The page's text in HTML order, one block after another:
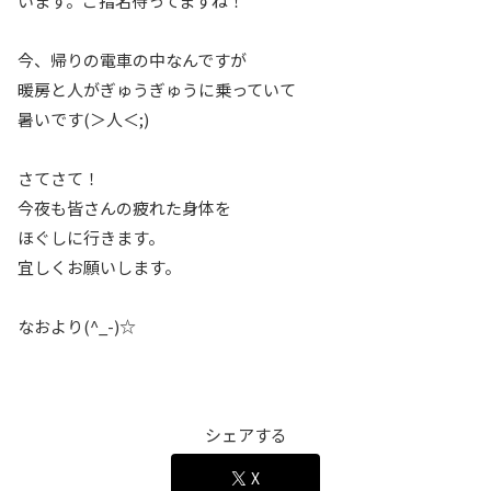
今、帰りの電車の中なんですが
暖房と人がぎゅうぎゅうに乗っていて
暑いです(＞人＜;)
さてさて！
今夜も皆さんの疲れた身体を
ほぐしに行きます。
宜しくお願いします。
なおより(^_-)☆
シェアする
X